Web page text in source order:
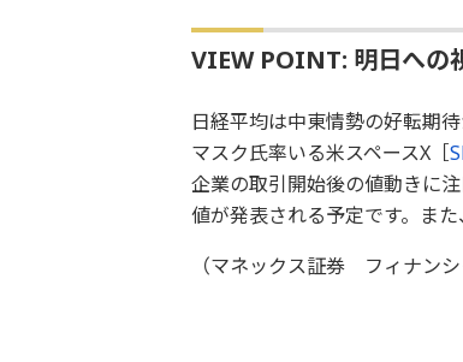
VIEW POINT: 明日への
日経平均は中東情勢の好転期
マスク氏率いる米スペースX［
企業の取引開始後の値動きに
値が発表される予定です。ま
（マネックス証券 フィナン